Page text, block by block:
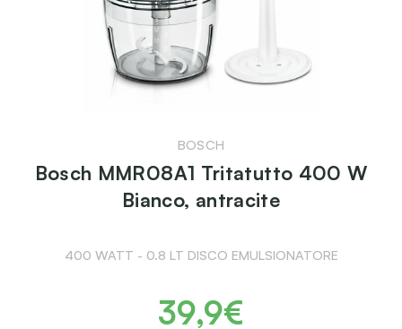
BOSCH
Bosch MMR08A1 Tritatutto 400 W
Bianco, antracite
400 WATT - 0.8 LT DISCO EMULSIONATORE
39,9€